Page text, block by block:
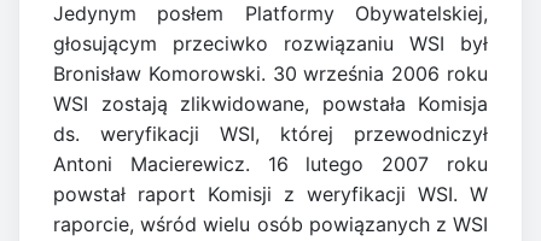
Jedynym posłem Platformy Obywatelskiej,
głosującym przeciwko rozwiązaniu WSI był
Bronisław Komorowski. 30 września 2006 roku
WSI zostają zlikwidowane, powstała Komisja
ds. weryfikacji WSI, której przewodniczył
Antoni Macierewicz. 16 lutego 2007 roku
powstał raport Komisji z weryfikacji WSI. W
raporcie, wśród wielu osób powiązanych z WSI